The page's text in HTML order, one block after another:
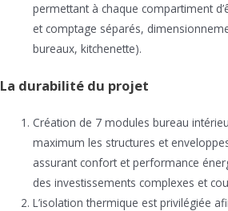
permettant à chaque compartiment
et comptage séparés,
bureaux, kitchenette).
La durabilité du projet
Création de 7 modules bureau
maximum les structures et
assurant confort et performance
des investissements complexes et
L’isolation thermique est privilégiée